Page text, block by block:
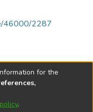
46000/2287
2026
for the
.